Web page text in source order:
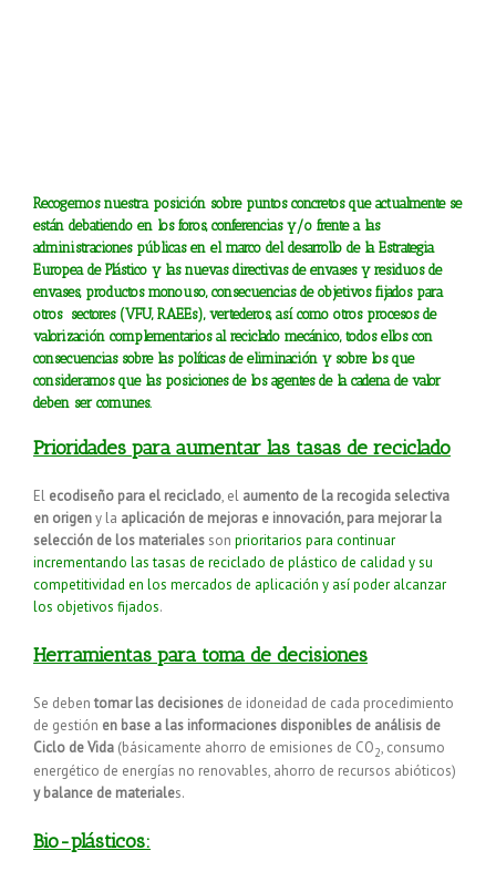
Recogemos nuestra posición sobre puntos concretos que actualmente se
están debatiendo en los foros, conferencias y/o frente a las
administraciones públicas en el marco del desarrollo de la Estrategia
Europea de Plástico y las nuevas directivas de envases y residuos de
envases, productos monouso, consecuencias de objetivos fijados para
otros sectores (VFU, RAEEs), vertederos, así como otros procesos de
valorización complementarios al reciclado mecánico, todos ellos con
consecuencias sobre las políticas de eliminación y sobre los que
consideramos que las posiciones de los agentes de la cadena de valor
deben ser comunes.
Prioridades para aumentar las tasas de reciclado
El ecodiseño para el reciclado, el aumento de la recogida selectiva
en origeny la aplicación de mejoras e innovación, para mejorar la
selección de los materiales son prioritarios para continuar
incrementando las tasas de reciclado de plástico de calidad y su
competitividad en los mercados de aplicación y así poder alcanzar
los objetivos fijados.
Herramientas para toma de decisiones
Se deben tomar las decisiones de idoneidad de cada procedimiento
de gestión en base a las informaciones disponibles de análisis de
Ciclo de Vida (básicamente ahorro de emisiones de CO2, consumo
energético de energías no renovables, ahorro de recursos abióticos)
y balance de materiales.
Bio-plásticos: